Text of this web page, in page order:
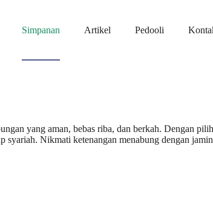
Simpanan Artikel Pedooli
yang aman, bebas riba, dan berkah. Dengan
Nikmati ketenangan menabung dengan